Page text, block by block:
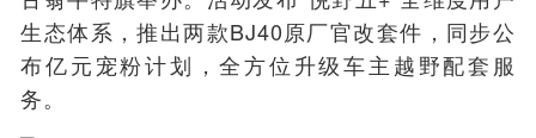
生态体系，推出两款BJ40原厂官改套件，同步公
布亿元宠粉计划，全方位升级车主越野配套服
务。